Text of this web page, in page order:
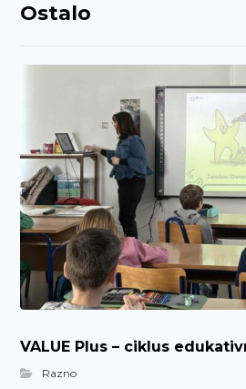
Ostalo
VALUE Plus – ciklus
Razno